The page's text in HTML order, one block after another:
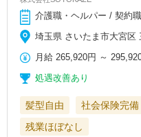
介護職・ヘルパー / 契約
埼玉県 さいたま市大宮区
月給 265,920円 ～
処遇改善あり
髪型自由 社会保険完備
残業ほぼなし